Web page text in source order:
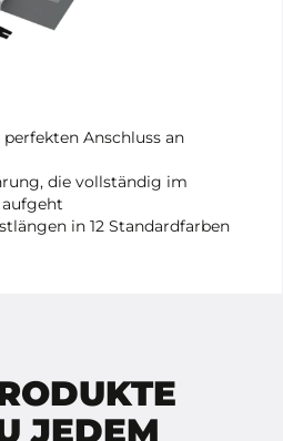
Anschluss an
die vollständig im
in 12 Standardfarben
JEDEM